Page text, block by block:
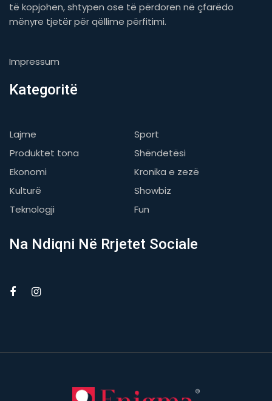
të kopjohen, shtypen ose të përdoren në çfarëdo
mënyre tjetër për qëllime përfitimi.
Impressum
Kategoritë
Lajme
Sport
Produktet tona
Shëndetësi
Ekonomi
Kronika e zezë
Kulturë
Showbiz
Teknologji
Fun
Na Ndiqni Në Rrjetet Sociale